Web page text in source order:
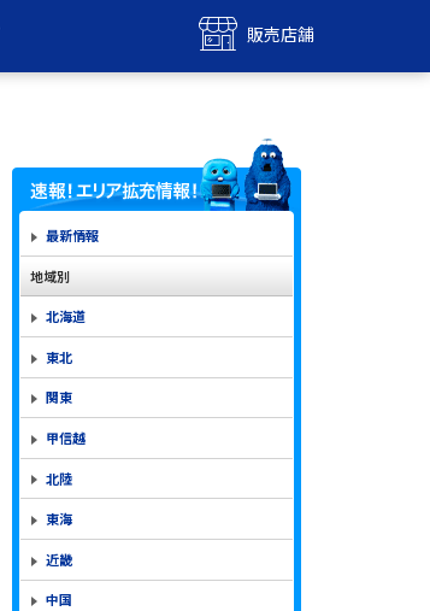
販売店舗
UQ WiMAX
販売店舗
最新情報
地域別
北海道
東北
関東
甲信越
北陸
東海
近畿
中国